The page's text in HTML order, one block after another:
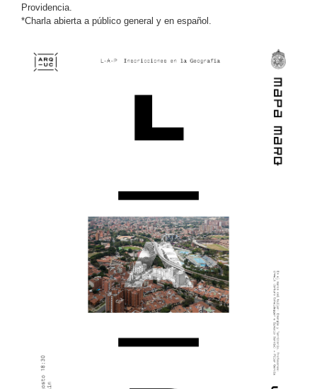
Providencia.
*Charla abierta a público general y en español.